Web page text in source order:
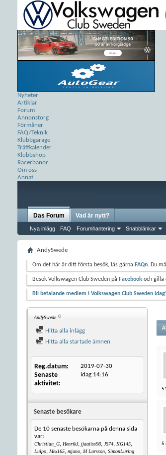
Nyheter
Artiklar
Forum
Annonstorg
Förmåner
FAQ/Teknik
Klubbgarage
Träffkalender
Klubbshop
Racerbanor
Om oss
Annat
Das Forum
Nya inlägg FAQ Forumhantering Snabblänkar
Vad är nytt?
AndySwede
Om det här är ditt första besök, läs gärna FAQn. Du
Besök Volkswagen Club Sweden på Facebook och gilla
Bli betalande medlem i Volkswagen Club Sweden idag!
AndySwede
Hitta alla inlägg
Hitta alla startade ämnen
Reg.datum 2019-07-30
Senaste
aktivitet
idag 14:16
Senaste besökare
De 10 senaste besökarna på denna sida
var:
Christian_G, HenrikJ, jjaaiiss98, JS74, KG145,
Luipo, Mex165, mjano, M Larsson, SimonLuring
5